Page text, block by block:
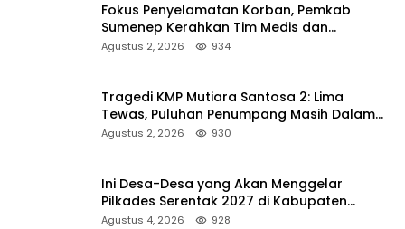
Fokus Penyelamatan Korban, Pemkab
Sumenep Kerahkan Tim Medis dan
Ambulans ke Pelabuhan Kalianget
Agustus 2, 2026 934
Tragedi KMP Mutiara Santosa 2: Lima
Tewas, Puluhan Penumpang Masih Dalam
Pencarian
Agustus 2, 2026 930
Ini Desa-Desa yang Akan Menggelar
Pilkades Serentak 2027 di Kabupaten
Sumenep
Agustus 4, 2026 928